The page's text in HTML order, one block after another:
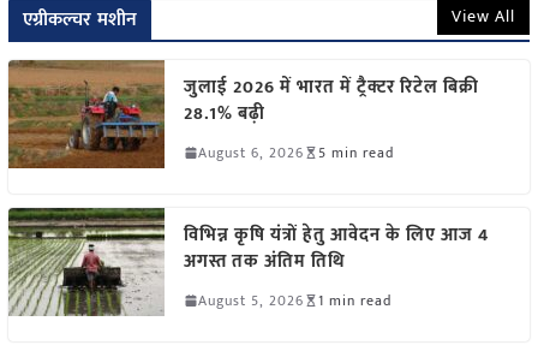
एग्रीकल्चर मशीन View All
जुलाई 2026 में भारत में ट्रैक्टर रिटेल बिक्री
28.1% बढ़ी
August 6, 2026 5 min read
विभिन्न कृषि यंत्रों हेतु आवेदन के लिए आज 4
अगस्त तक अंतिम तिथि
August 5, 2026 1 min read